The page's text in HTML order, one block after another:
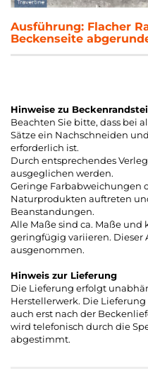
Ausführung: Flacher
Beckenseite
Hinweise zu
Beachten Sie bitte, dass bei
Sätze ein Nachschneiden
erforderlich ist.
Durch entsprechendes
ausgeglichen werden.
Geringe Farbabweichungen
Naturprodukten auftreten
Beanstandungen.
Alle Maße sind ca. Maße
geringfügig variieren. Dieser
ausgenommen.
Hinweis zur Lieferung
Die Lieferung erfolgt
Herstellerwerk. Die
auch erst nach der
wird telefonisch durch die
abgestimmt.